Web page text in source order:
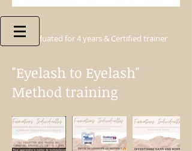
Graduated for 4 years & Certified trainer
"Eyelash to Eyelash"
Method training